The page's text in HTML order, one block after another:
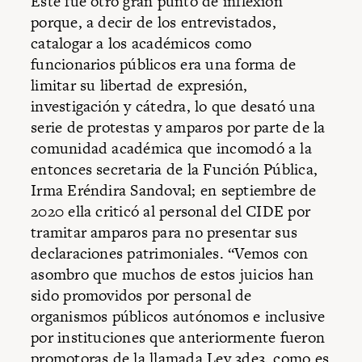
porque, a decir de los entrevistados,
catalogar a los académicos como
funcionarios públicos era una forma de
limitar su libertad de expresión,
investigación y cátedra, lo que desató una
serie de protestas y amparos por parte de la
comunidad académica que incomodó a la
entonces secretaria de la Función Pública,
Irma Eréndira Sandoval; en septiembre de
2020 ella criticó al personal del CIDE por
tramitar amparos para no presentar sus
declaraciones patrimoniales. “Vemos con
asombro que muchos de estos juicios han
sido promovidos por personal de
organismos públicos autónomos e inclusive
por instituciones que anteriormente fueron